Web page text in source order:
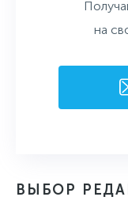
на
ВЫБОР